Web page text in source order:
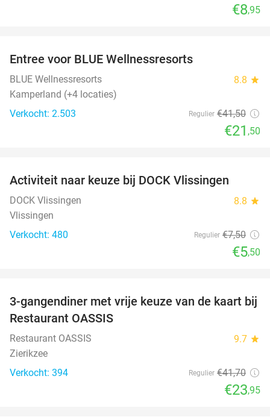
€8,95
Entree voor BLUE Wellnessresorts
BLUE Wellnessresorts 8.8 star
Kamperland (+4 locaties)
Verkocht: 2.503
Regulier €41,50
€21 ,50
Activiteit naar keuze bij DOCK Vlissingen
DOCK Vlissingen 8.8 star
Vlissingen
Verkocht: 480
Regulier €7,50
€5,50
43%
3-gangendiner met vrije keuze van de kaart bij
Restaurant OASSIS
Restaurant OASSIS 9.7 star
Zierikzee
Verkocht: 394
Regulier €41,70
€23,95